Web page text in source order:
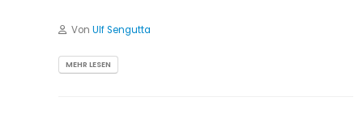
Von Ulf Sengutta
MEHR LESEN